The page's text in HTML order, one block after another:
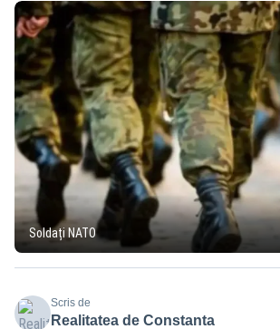
Soldați NATO
Scris de
Realitatea de Constanta